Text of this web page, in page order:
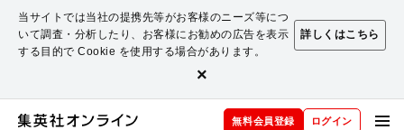
当サイトでは当社の提携先等がお客様のニーズ等につ
いて調査・分析したり、お客様にお勧めの広告を表示
する目的で Cookie を使用する場合があります。
詳しくはこちら
×
無料会員登録 ログイン